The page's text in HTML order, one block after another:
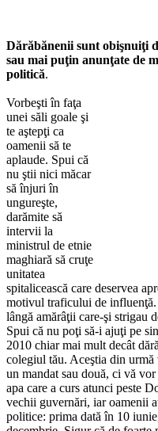
Dărăbănenii sunt obişnuiţi
sau mai puţin anunţate de
politică.
Vorbeşti în faţa
unei săli goale şi
te aştepţi ca
oamenii să te
aplaude. Spui că
nu ştii nici măcar
să înjuri în
ungureşte,
darămite să
intervii la
ministrul de etnie
maghiară să cruţe
unitatea
spitalicească care deservea
motivul traficului de
lângă amărâţii care-şi strigau
Spui că nu poţi să-i ajuţi pe
2010 chiar mai mult decât
colegiul tău. Aceştia din urmă
un mandat sau două, ci vă
apa care a curs atunci peste
vechii guvernări, iar oamenii
politice: prima dată în 10